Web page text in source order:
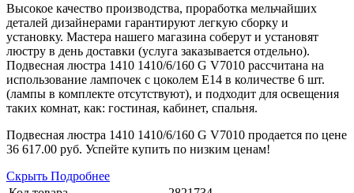
Высокое качество производства, проработка мельчайших
деталей дизайнерами гарантируют легкую сборку и
установку. Мастера нашего магазина соберут и установят
люстру в день доставки (услуга заказывается отдельно).
Подвесная люстра 1410 1410/6/160 G V7010 рассчитана на
использование лампочек с цоколем E14 в количестве 6 шт.
(лампы в комплекте отсутствуют), и подходит для освещения
таких комнат, как: гостиная, кабинет, спальня.
Подвесная люстра 1410 1410/6/160 G V7010 продается по цене
36 617.00 руб. Успейте купить по низким ценам!
Скрыть Подробнее